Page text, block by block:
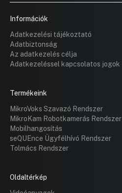
Információk
Adatkezelési tájékoztató
Adatbiztonság
Az adatkezelés célja
Adatkezeléssel kapcsolatos jogok
Termékeink
MikroVoks Szavazó Rendszer
MikroKam Robotkamerás Rendszer
Mobilhangosítás
seQUEnce Ügyfélhívó Rendszer
Tolmács Rendszer
Oldaltérkép